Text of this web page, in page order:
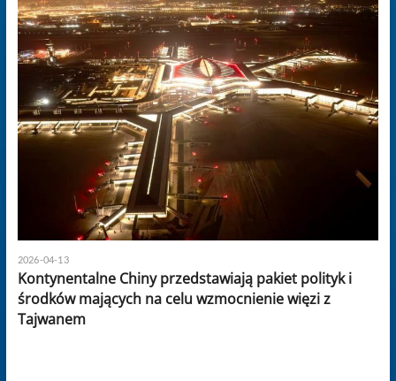
2026-04-13
Kontynentalne Chiny przedstawiają pakiet polityk i
środków mających na celu wzmocnienie więzi z
Tajwanem